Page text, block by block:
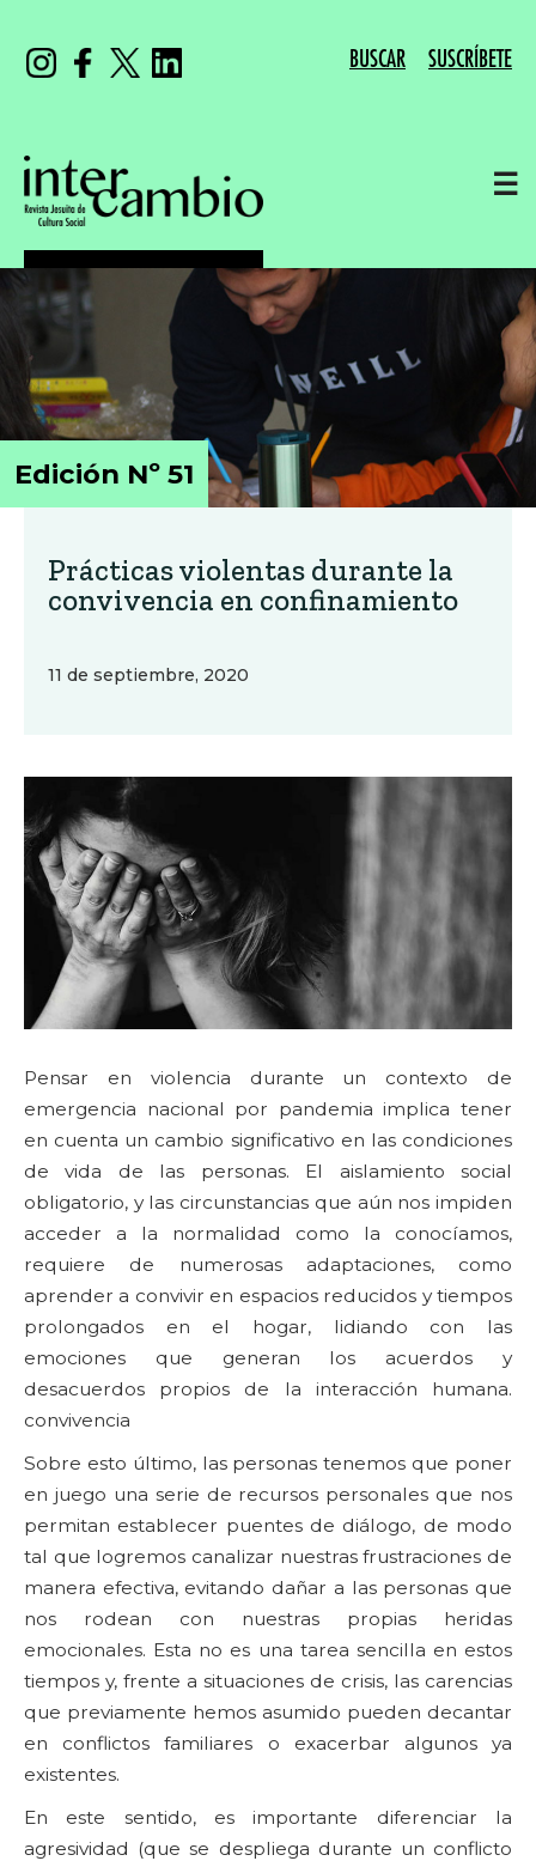
BUSCAR SUSCRÍBETE
☰
Edición Nº 51
Prácticas violentas durante la
convivencia en confinamiento
11 de septiembre, 2020
Pensar en violencia durante un contexto de
emergencia nacional por pandemia implica tener
en cuenta un cambio significativo en las condiciones
de vida de las personas. El aislamiento social
obligatorio, y las circunstancias que aún nos impiden
acceder a la normalidad como la conocíamos,
requiere de numerosas adaptaciones, como
aprender a convivir en espacios reducidos y tiempos
prolongados en el hogar, lidiando con las
emociones que generan los acuerdos y
desacuerdos propios de la interacción humana.
convivencia
Sobre esto último, las personas tenemos que poner
en juego una serie de recursos personales que nos
permitan establecer puentes de diálogo, de modo
tal que logremos canalizar nuestras frustraciones de
manera efectiva, evitando dañar a las personas que
nos rodean con nuestras propias heridas
emocionales. Esta no es una tarea sencilla en estos
tiempos y, frente a situaciones de crisis, las carencias
que previamente hemos asumido pueden decantar
en conflictos familiares o exacerbar algunos ya
existentes.
En este sentido, es importante diferenciar la
agresividad (que se despliega durante un conflicto